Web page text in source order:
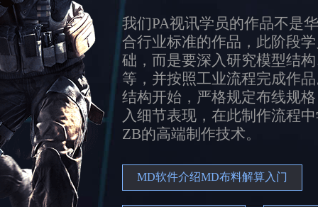
我们PA视讯学员的作品不是
合行业标准的作品，此阶段
础，而是要深入研究模型结
等，并按照工业流程完成作
结构开始，严格规定布线规
入细节表现，在此制作流程
ZB的高端制作技术。
MD软件介绍MD布料解算入门